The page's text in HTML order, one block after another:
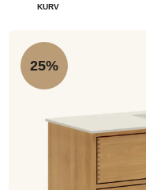
SNEDKER
BADMØBEL
SNEDKERKØKKEN
KURV
25%